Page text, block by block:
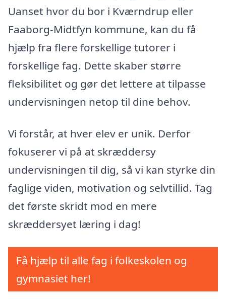
Uanset hvor du bor i Kværndrup eller
Faaborg-Midtfyn kommune, kan du få
hjælp fra flere forskellige tutorer i
forskellige fag. Dette skaber større
fleksibilitet og gør det lettere at tilpasse
undervisningen netop til dine behov.
Vi forstår, at hver elev er unik. Derfor
fokuserer vi på at skræddersy
undervisningen til dig, så vi kan styrke din
faglige viden, motivation og selvtillid. Tag
det første skridt mod en mere
skræddersyet læring i dag!
Få hjælp til alle fag i folkeskolen og
gymnasiet her!